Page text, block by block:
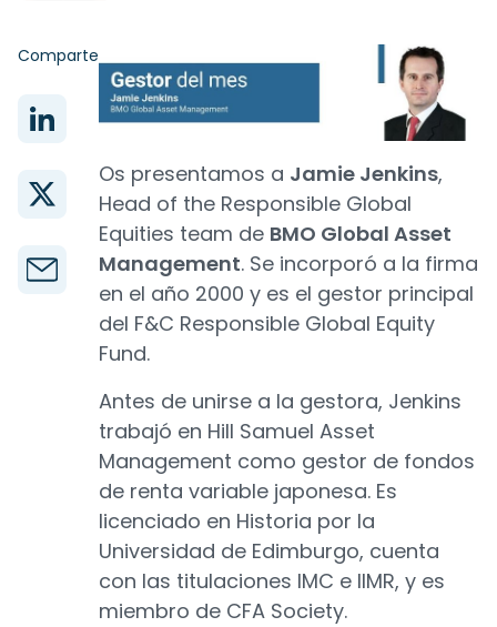
Comparte
Os presentamos a Jamie Jenkins,
Head of the Responsible Global
Equities team de BMO Global Asset
Management. Se incorporó a la firma
en el año 2000 y es el gestor principal
del F&C Responsible Global Equity
Fund.
Antes de unirse a la gestora, Jenkins
trabajó en Hill Samuel Asset
Management como gestor de fondos
de renta variable japonesa. Es
licenciado en Historia por la
Universidad de Edimburgo, cuenta
con las titulaciones IMC e IIMR, y es
miembro de CFA Society.